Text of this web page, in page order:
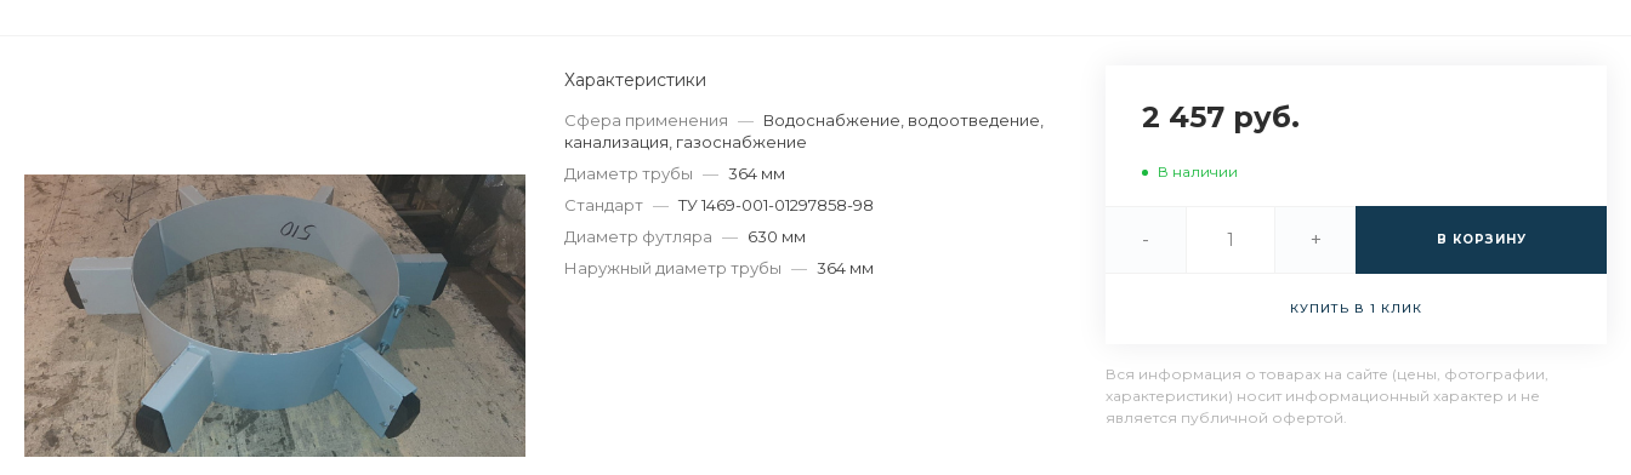
Характеристики
Сфера применения — Водоснабжение, водоотведение,
канализация, газоснабжение
Диаметр трубы — 364 мм
Стандарт — ТУ 1469-001-01297858-98
Диаметр футляра — 630 мм
Наружный диаметр трубы — 364 мм
2 457 руб.
В наличии
- + В КОРЗИНУ
КУПИТЬ В 1 КЛИК
Вся информация о товарах на сайте (цены, фотографии,
характеристики) носит информационный характер и не
является публичной офертой.